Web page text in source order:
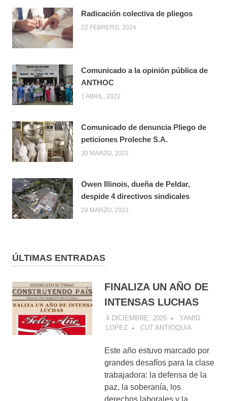
Radicación colectiva de pliegos
22 FEBRERO, 2024
Comunicado a la opinión pública de
ANTHOC
1 ABRIL, 2022
Comunicado de denuncia Pliego de
peticiones Proleche S.A.
30 MARZO, 2022
Owen Illinois, dueña de Peldar,
despide 4 directivos sindicales
29 MARZO, 2022
ÚLTIMAS ENTRADAS
FINALIZA UN AÑO DE
INTENSAS LUCHAS
4 DICIEMBRE, 2025
YAMID
LOPEZ
CUT ANTIOQUIA
Este año estuvo marcado por
grandes desafíos para la clase
trabajadora: la defensa de la
paz, la soberanía, los
derechos laborales y la